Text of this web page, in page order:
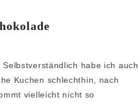
habe ich auch
Kuchen schlechthin, nach
vielleicht nicht so